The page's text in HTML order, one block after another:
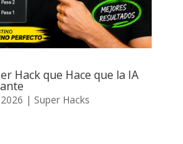
Hack que Hace que la IA
| Super Hacks